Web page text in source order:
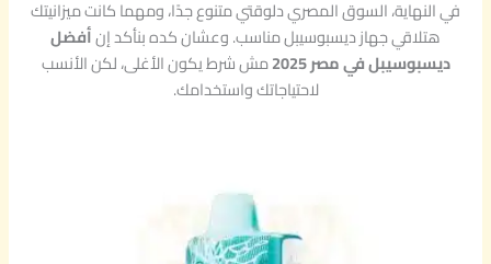
في النهاية، السوق المصري دلوقتي متنوع جدًا، ومهما كانت ميزانيتك
هتلاقي جهاز ديسبوسيبل مناسب. وعشان كده بنأكد إنأفضل
ديسبوسيبل في مصر 2025
مش شرط يكون الأغلى، لكن الأنسب
لاحتياجاتك واستخدامك.